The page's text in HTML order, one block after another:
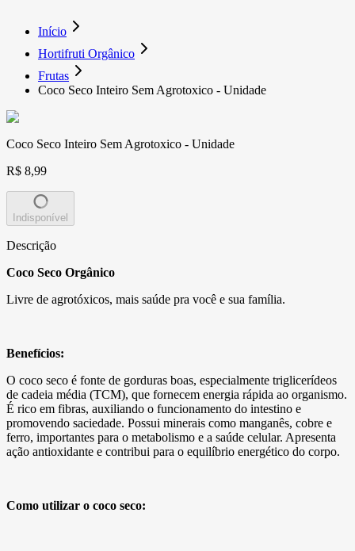
Início
Hortifruti Orgânico
Frutas
Coco Seco Inteiro Sem Agrotoxico - Unidade
Coco Seco Inteiro Sem Agrotoxico - Unidade
R$ 8,99
Indisponível
Descrição
Coco Seco Orgânico
Livre de agrotóxicos, mais saúde pra você e sua família.
Benefícios:
O coco seco é fonte de gorduras boas, especialmente triglicerídeos
de cadeia média (TCM), que fornecem energia rápida ao organismo.
É rico em fibras, auxiliando o funcionamento do intestino e
promovendo saciedade. Possui minerais como manganês, cobre e
ferro, importantes para o metabolismo e a saúde celular. Apresenta
ação antioxidante e contribui para o equilíbrio energético do corpo.
Como utilizar o coco seco: